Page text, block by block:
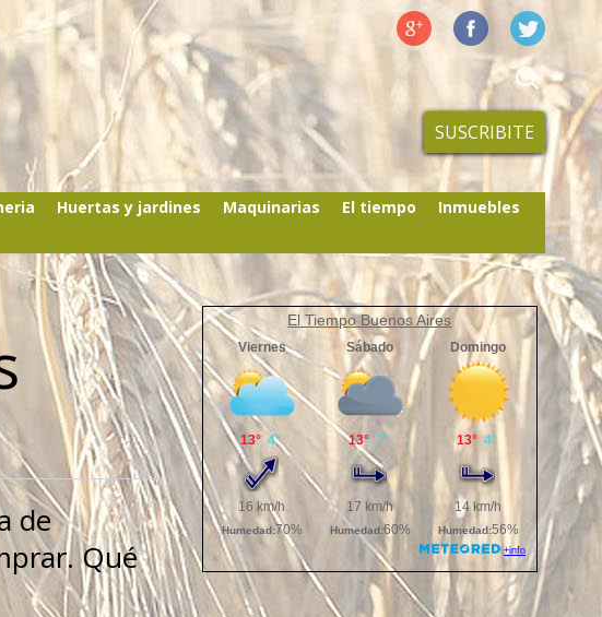
SUSCRIBITE
Huertas y jardines Maquinarias El tiempo
Inmuebles
de
Qué
El Tiempo Buenos Aires